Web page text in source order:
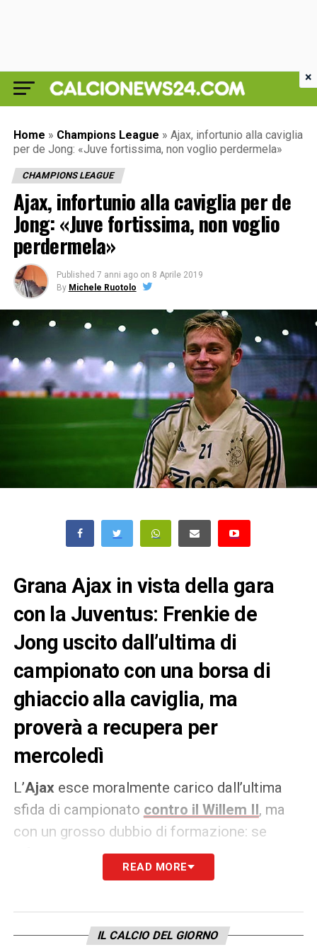
Home » Champions League » Ajax, infortunio alla caviglia
per de Jong: «Juve fortissima, non voglio perdermela»
CHAMPIONS LEAGUE
Ajax, infortunio alla caviglia per de
Jong: «Juve fortissima, non voglio
perdermela»
Published 7 anni ago on 8 Aprile 2019
By Michele Ruotolo
Grana Ajax in vista della gara
con la Juventus: Frenkie de
Jong uscito dall’ultima di
campionato con una borsa di
ghiaccio alla caviglia, ma
proverà a recupera per
mercoledì
L’Ajaxesce moralmente carico dall’ultima
sfida di campionato contro il Willem II, ma
con un grosso dubbio di formazione: se
infatti in casaJuventustengono banco le
Cristiano Ronaldo
importante, quello diFrenkie de Jong
READ MORE
IL CALCIO DEL GIORNO
×